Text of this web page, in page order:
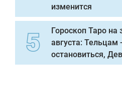
изменится
Гороскоп Таро на
августа: Тельцам -
остановиться,